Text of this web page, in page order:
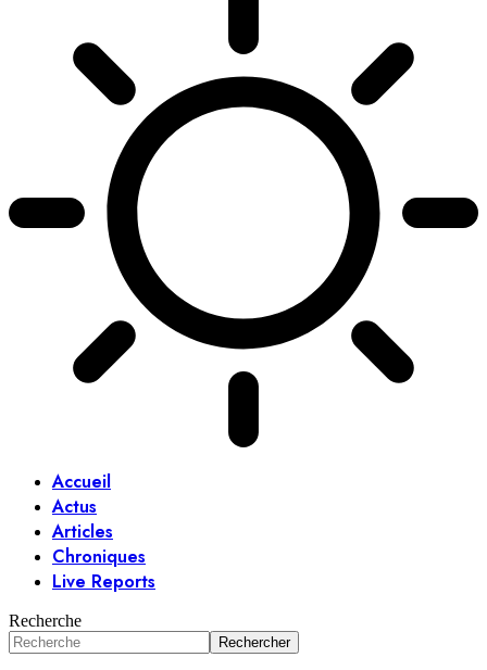
Accueil
Actus
Articles
Chroniques
Live Reports
Recherche